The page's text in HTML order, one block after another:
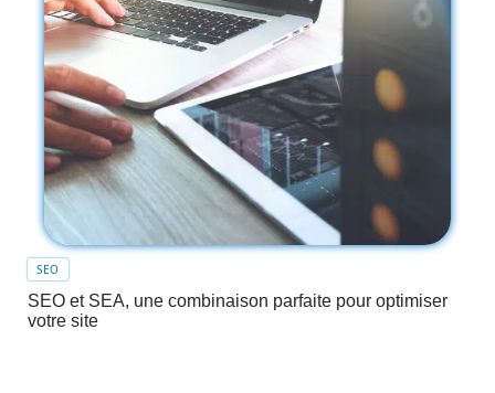
SEO
SEO et SEA, une combinaison parfaite pour optimiser
votre site